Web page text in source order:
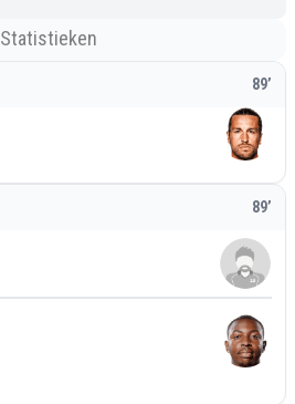
Statistieken
89’
89’